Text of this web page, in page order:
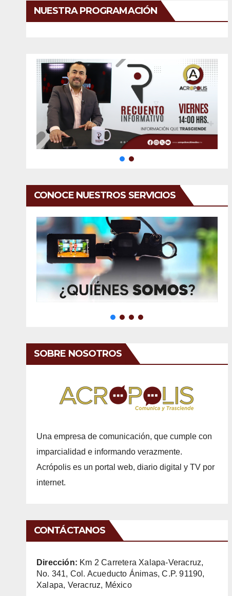
NUESTRA PROGRAMACIÓN
CONOCE NUESTROS SERVICIOS
SOBRE NOSOTROS
Una empresa de comunicación, que cumple con
imparcialidad e informando verazmente.
Acrópolis es un portal web, diario digital y TV por
internet.
CONTÁCTANOS
Dirección: Km 2 Carretera Xalapa-Veracruz,
No. 341, Col. Acueducto Ánimas, C.P. 91190,
Xalapa, Veracruz, México